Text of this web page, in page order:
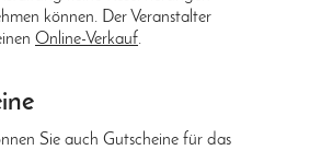
können. Der Veranstalter
Online-Verkauf.
Sie auch Gutscheine für das